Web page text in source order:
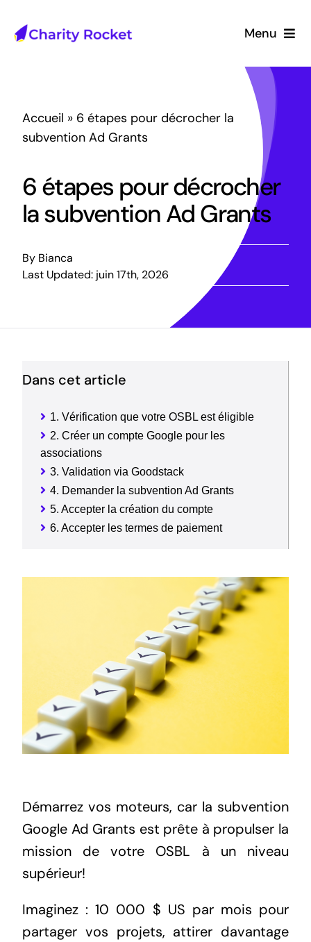
au
Menu
À propos
Étude de cas
Accueil » 6 étapes pour décrocher la
subvention Ad Grants
6 étapes pour décrocher
la subvention Ad Grants
By Bianca
Last Updated: juin 17th, 2026
Dans cet article
1. Vérification que votre OSBL est éligible
2. Créer un compte Google pour les
associations
3. Validation via Goodstack
4. Demander la subvention Ad Grants
5. Accepter la création du compte
6. Accepter les termes de paiement
Démarrez vos moteurs, car la subvention
Google Ad Grants est prête à propulser la
mission de votre OSBL à un niveau
supérieur!
Imaginez : 10 000 $ US par mois pour
partager vos projets, attirer davantage